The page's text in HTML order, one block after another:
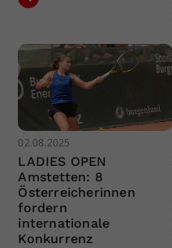
02.08.2025
LADIES OPEN
Amstetten: 8
Österreicherinnen
fordern
internationale
Konkurrenz